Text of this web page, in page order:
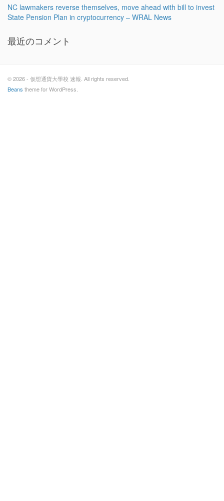
NC lawmakers reverse themselves, move ahead with bill to invest
State Pension Plan in cryptocurrency – WRAL News
最近のコメント
© 2026 - 仮想通貨大學校 速報. All rights reserved.
Beans theme for WordPress.